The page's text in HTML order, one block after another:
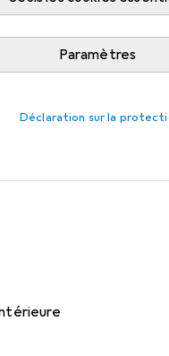
Paramètres
Déclaration sur la